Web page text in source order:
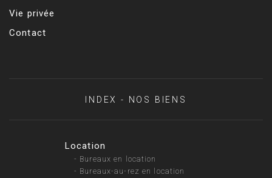
Vie privée
Contact
INDEX - NOS BIENS
Location
- Bureaux en location
- Bureaux-au-rez en location